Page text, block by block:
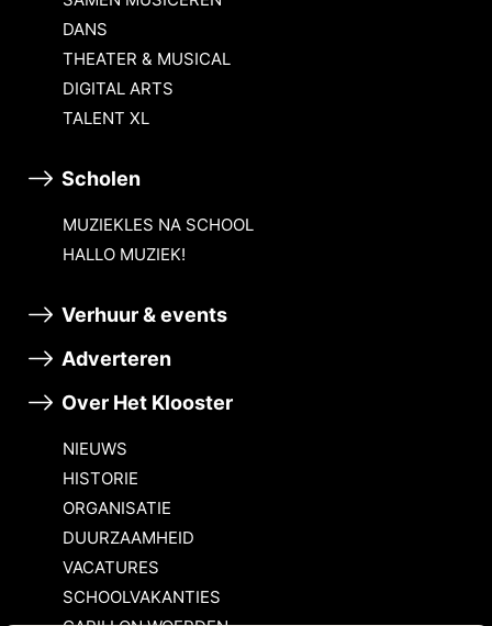
DANS
THEATER & MUSICAL
DIGITAL ARTS
TALENT XL
Scholen
MUZIEKLES NA SCHOOL
HALLO MUZIEK!
Verhuur & events
Adverteren
Over Het Klooster
NIEUWS
HISTORIE
ORGANISATIE
DUURZAAMHEID
VACATURES
SCHOOLVAKANTIES